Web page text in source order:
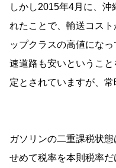
しかし2015年4月に、沖
れたことで、輸送コス
ップクラスの高値にな
速道路も安いというこ
定とされていますが、常
ガソリンの二重課税状
せめて税率を本則税率